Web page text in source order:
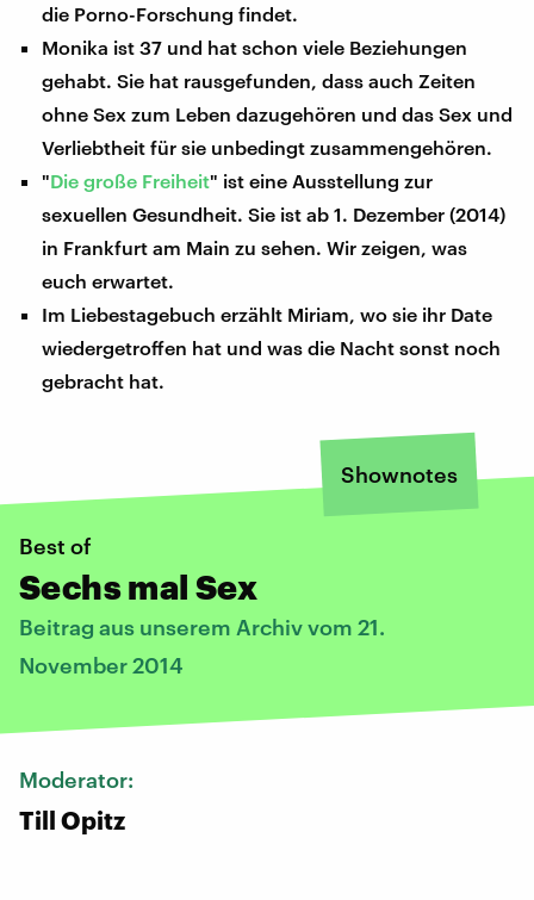
die Porno-Forschung findet.
Monika ist 37 und hat schon viele Beziehungen
gehabt. Sie hat rausgefunden, dass auch Zeiten
ohne Sex zum Leben dazugehören und das Sex und
Verliebtheit für sie unbedingt zusammengehören.
"Die große Freiheit" ist eine Ausstellung zur
sexuellen Gesundheit. Sie ist ab 1. Dezember (2014)
in Frankfurt am Main zu sehen. Wir zeigen, was
euch erwartet.
Im Liebestagebuch erzählt Miriam, wo sie ihr Date
wiedergetroffen hat und was die Nacht sonst noch
gebracht hat.
Shownotes
Best of
Sechs mal Sex
Beitrag aus unserem Archiv vom 21.
November 2014
Moderator:
Till Opitz